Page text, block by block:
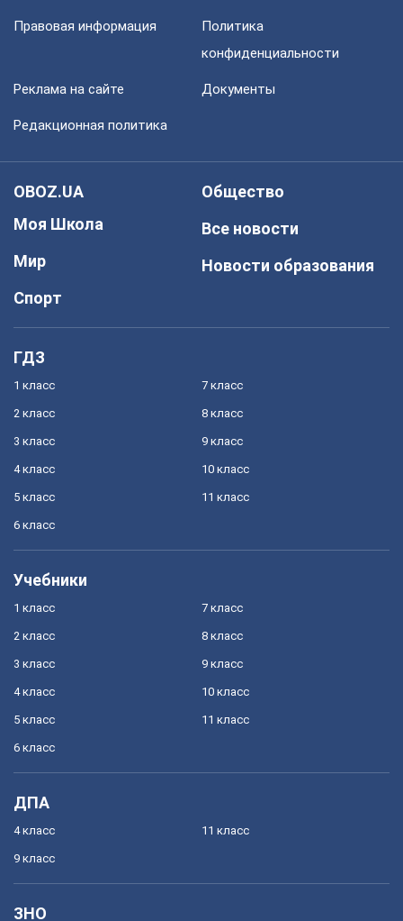
Правовая информация
Политика
конфиденциальности
Реклама на сайте Документы
Редакционная политика
OBOZ.UA
Моя Школа
Мир
Спорт
Общество
Все новости
Новости образования
ГДЗ
1 класс
2 класс
3 класс
4 класс
5 класс
6 класс
7 класс
8 класс
9 класс
10 класс
11 класс
Учебники
1 класс
2 класс
3 класс
4 класс
5 класс
6 класс
7 класс
8 класс
9 класс
10 класс
11 класс
ДПА
4 класс
9 класс
11 класс
ЗНО